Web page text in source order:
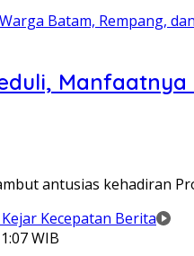
antusias kehadiran
WIB